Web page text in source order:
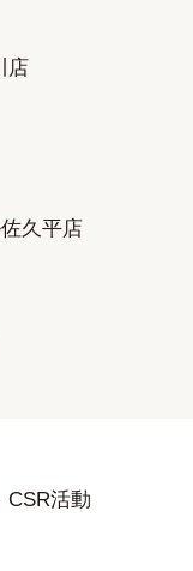
店
久平店
CSR活動